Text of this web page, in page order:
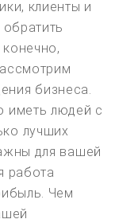
клиенты и
бизнеса.
иметь людей с
лучших
для вашей
работа
Чем